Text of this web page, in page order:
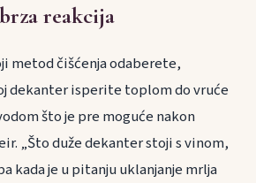
reakcija
metod čišćenja odaberete,
dekanter isperite toplom do vruće
što je pre moguće nakon
„Što duže dekanter stoji s vinom,
kada je u pitanju uklanjanje mrlja